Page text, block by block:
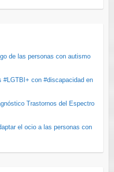
de las personas con autismo
#LGTBI+ con #discapacidad en
Trastornos del Espectro
el ocio a las personas con